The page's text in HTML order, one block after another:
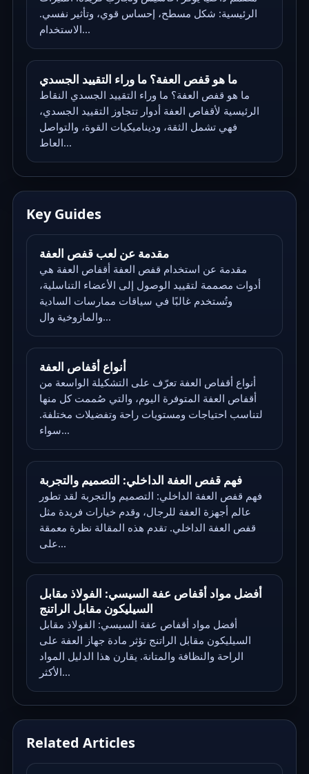
الرئيسية: شكل مسطح، إحساس قوي، وتأثير نفسي.
الاستخدام...
ما هو قفص العفة؟ ما وراء التقييد الجسدي
ما هو قفص العفة؟ ما وراء التقييد الجسدي النقاط
الرئيسية لأقفاص العفة أدوار تتجاوز التقييد الجسدي،
فهي تشمل الثقة، وديناميكيات القوة، والتواصل
العاط...
Key Guides
مقدمة عن لعب قفص العفة
مقدمة عن استخدام قفص العفة أقفاص العفة هي
أدوات مصممة لتقييد الوصول إلى الأعضاء التناسلية،
وتُستخدم غالبًا في سياقات ممارسات السادية
والمازوخية وال...
أنواع أقفاص العفة
أنواع أقفاص العفة تعرّف على التشكيلة الواسعة من
أقفاص العفة المتوفرة اليوم، والتي صُممت كل منها
لتناسب احتياجات ومستويات راحة وتفضيلات مختلفة.
سواء...
فهم قفص العفة الداخلي: التصميم والتجربة
فهم قفص العفة الداخلي: التصميم والتجربة لقد تطور
عالم أجهزة العفة للرجال، وقدم خيارات فريدة مثل
قفص العفة الداخلي. تقدم هذه المقالة نظرة معمقة
على...
أفضل مواد أقفاص عفة السيسي: الفولاذ مقابل
السيليكون مقابل الراتنج
أفضل مواد أقفاص عفة السيسي: الفولاذ مقابل
السيليكون مقابل الراتنج تؤثر مادة جهاز العفة على
الراحة والنظافة والمتانة. يقارن هذا الدليل المواد
الأكثر...
Related Articles